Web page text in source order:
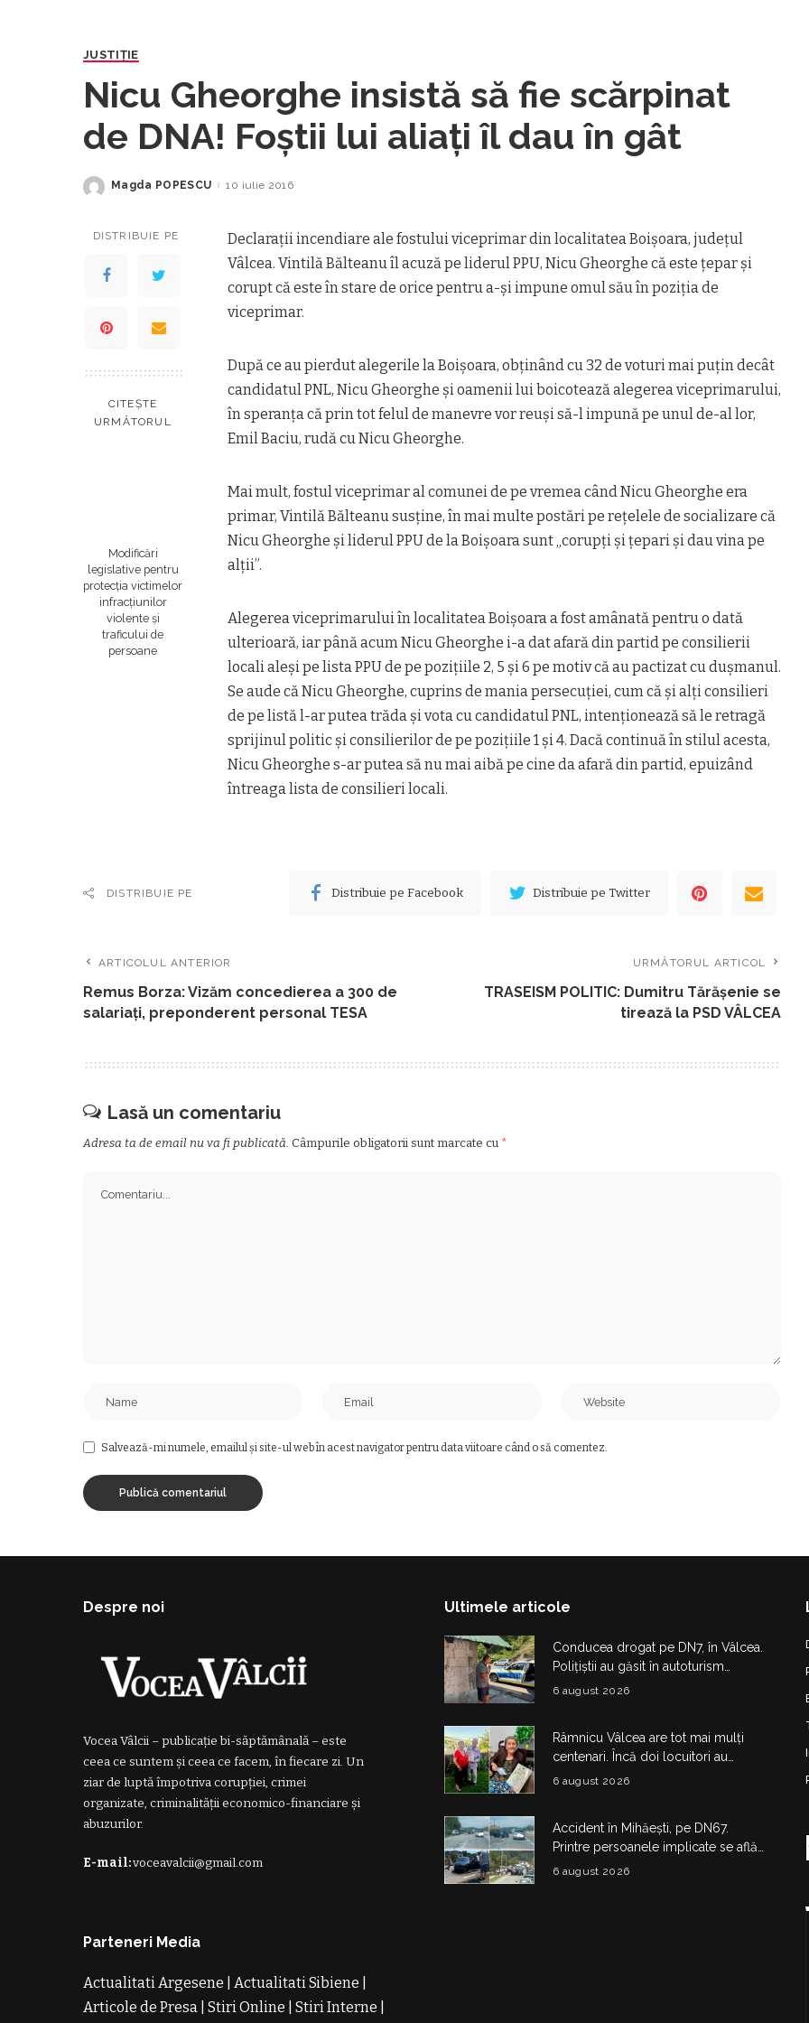
JUSTIȚIE
Nicu Gheorghe insistă să fie scărpinat
de DNA! Foştii lui aliaţi îl dau în gât
Posted
Magda POPESCU 10 iulie 2016
DISTRIBUIE PE
CITEȘTE
URMĂTORUL
Modificări
legislative pentru
protecția victimelor
infracțiunilor
violente și
traficului de
persoane
Declaraţii incendiare ale fostului viceprimar din localitatea Boișoara, judeţul
Vâlcea. Vintilă Bălteanu îl acuză pe liderul PPU, Nicu Gheorghe că este ţepar şi
corupt că este în stare de orice pentru a-şi impune omul său în poziţia de
viceprimar.
După ce au pierdut alegerile la Boişoara, obţinând cu 32 de voturi mai puţin decât
candidatul PNL, Nicu Gheorghe şi oamenii lui boicotează alegerea viceprimarului,
în speranţa că prin tot felul de manevre vor reuşi să-l impună pe unul de-al lor,
Emil Baciu, rudă cu Nicu Gheorghe.
Mai mult, fostul viceprimar al comunei de pe vremea când Nicu Gheorghe era
primar, Vintilă Bălteanu susţine, în mai multe postări pe reţelele de socializare că
Nicu Gheorghe şi liderul PPU de la Boişoara sunt „corupţi şi ţepari şi dau vina pe
alţii”.
Alegerea viceprimarului în localitatea Boişoara a fost amânată pentru o dată
ulterioară, iar până acum Nicu Gheorghe i-a dat afară din partid pe consilierii
locali aleşi pe lista PPU de pe poziţiile 2, 5 şi 6 pe motiv că au pactizat cu duşmanul.
Se aude că Nicu Gheorghe, cuprins de mania persecuţiei, cum că şi alţi consilieri
de pe listă l-ar putea trăda şi vota cu candidatul PNL, intenţionează să le retragă
sprijinul politic şi consilierilor de pe poziţiile 1 şi 4. Dacă continuă în stilul acesta,
Nicu Gheorghe s-ar putea să nu mai aibă pe cine da afară din partid, epuizând
întreaga lista de consilieri locali.
DISTRIBUIE PE Distribuie pe Facebook Distribuie pe Twitter
ARTICOLUL ANTERIOR
Remus Borza: Vizăm concedierea a 300 de
salariaţi, preponderent personal TESA
URMĂTORUL ARTICOL
TRASEISM POLITIC: Dumitru Tărăşenie se
tirează la PSD VÂLCEA
Lasă un comentariu
Adresa ta de email nu va fi publicată. Câmpurile obligatorii sunt marcate cu *
Salvează-mi numele, emailul și site-ul web în acest navigator pentru data viitoare când o să comentez.
Despre noi
Vocea Vâlcii – publicație bi-săptămânală – este
ceea ce suntem și ceea ce facem, în fiecare zi. Un
ziar de luptă împotriva corupției, crimei
organizate, criminalității economico-financiare și
abuzurilor.
E-mail:voceavalcii@gmail.com
Parteneri Media
Actualitati Argesene Actualitati Sibiene
Articole de Presa
Stiri Online Stiri Interne
Ultimele articole
Conducea drogat pe DN7, în Vâlcea.
Polițiștii au găsit în autoturism
obiecte și substanțe suspecte
6 august 2026
Râmnicu Vâlcea are tot mai mulți
centenari. Încă doi locuitori au
împlinit 100 de ani în doar câteva zile
6 august 2026
Accident în Mihăești, pe DN67.
Printre persoanele implicate se află
și doi copii
6 august 2026